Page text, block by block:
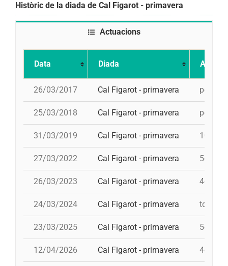
Històric de la diada de Cal Figarot - primavera
Actuacions
Data Diada
26/03/2017 Cal Figarot - primavera pd4,
25/03/2018 Cal Figarot - primavera pd5,
31/03/2019 Cal Figarot - primavera 10d7,
27/03/2022 Cal Figarot - primavera 5d7, id
26/03/2023 Cal Figarot - primavera 4d7,
24/03/2024 Cal Figarot - primavera td7,
23/03/2025 Cal Figarot - primavera 5d7,
12/04/2026 Cal Figarot - primavera 4d8,